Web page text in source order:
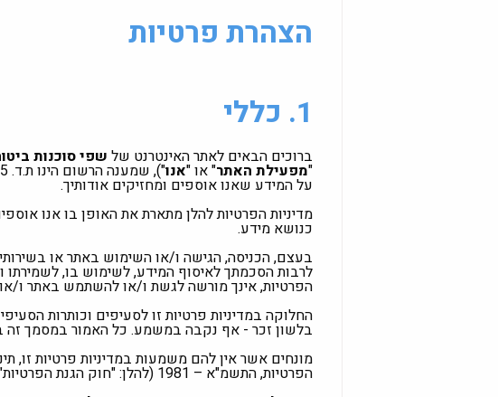
הצהרת פרטיות
1. כללי
ברוכים הבאים לאתר האינטרנט של שפי סוכנות
"מפעילת האתר" או "אנו
על המידע שאנו אוספים ומחזיקים אודותיך.
מדיניות הפרטיות להלן מתארת את האופן בו אנו
כנושא מידע.
בעצם, הכניסה, הגישה ו/או השימוש באתר או
לרבות הסכמתך לאיסוף המידע, לשימוש בו, לשמירתו
הפרטיות, אינך מורשה לגשת ו/או להשתמש באתר ו/
החלוקה במדיניות פרטיות זו לסעיפים וכותרות
בלשון זכר - אף נקבה במשמע. כל האמור במסמך זה
מונחים אשר אין להם משמעות במדיניות פרטיות
הפרטיות, התשמ"א – 1981 (להלן: "חוק הגנת הפרטיות").